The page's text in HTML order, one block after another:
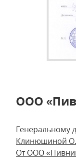
ООО
Генеральному
Клинюшиной
От ООО